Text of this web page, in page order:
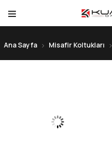
Ana Sayfa Misafir Koltukları